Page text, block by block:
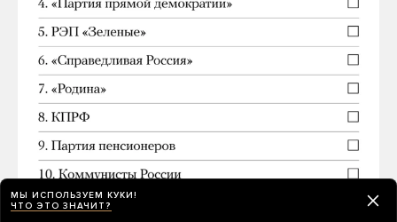
МЫ ИСПОЛЬЗУЕМ КУКИ!
ЧТО ЭТО ЗНАЧИТ?